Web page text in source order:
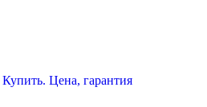
Цена, гарантия